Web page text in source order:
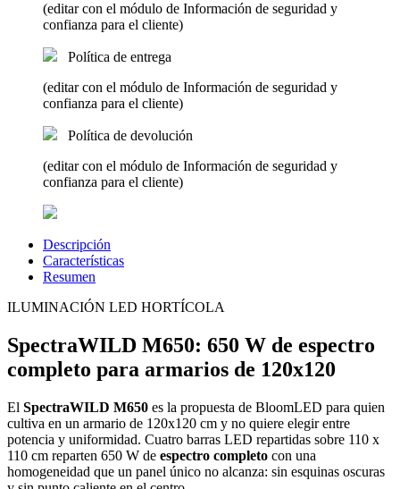
(editar con el módulo de Información de seguridad y
confianza para el cliente)
Política de entrega
(editar con el módulo de Información de seguridad y
confianza para el cliente)
Política de devolución
(editar con el módulo de Información de seguridad y
confianza para el cliente)
Descripción
Características
Resumen
ILUMINACIÓN LED HORTÍCOLA
SpectraWILD M650: 650 W de espectro
completo para armarios de 120x120
El SpectraWILD M650 es la propuesta de BloomLED para quien
cultiva en un armario de 120x120 cm y no quiere elegir entre
potencia y uniformidad. Cuatro barras LED repartidas sobre 110 x
110 cm reparten 650 W de espectro completo con una
homogeneidad que un panel único no alcanza: sin esquinas oscuras